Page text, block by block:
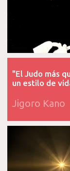
"El Judo más
un estilo de
Jigoro Kano